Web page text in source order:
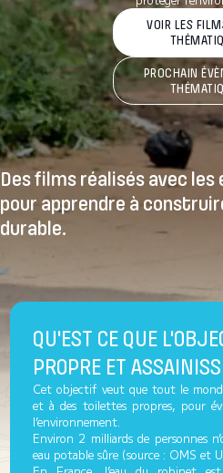
VOIR LES
PROCHAIN
Des films réalisés avec
pour apprendre à
durable.
QU'EST CE QUE
PROPRE ET
Cet objectif veut que tout le
et à des toilettes propres, pour
l’environnement.
Environ 2 milliards de personnes
eau potable sûre (source : OMS et